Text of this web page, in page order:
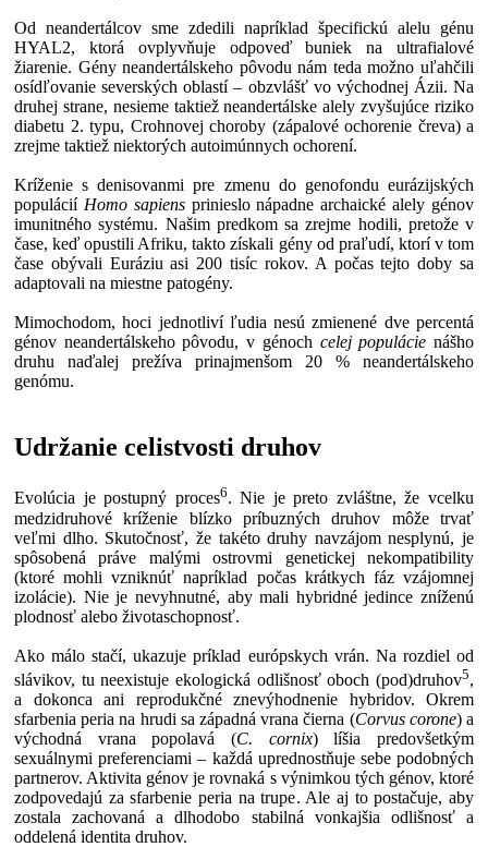
Od neandertálcov sme zdedili napríklad špecifickú alelu génu
HYAL2, ktorá ovplyvňuje odpoveď buniek na ultrafialové
žiarenie. Gény neandertálskeho pôvodu nám teda možno uľahčili
osídľovanie severských oblastí – obzvlášť vo východnej Ázii. Na
druhej strane, nesieme taktiež neandertálske alely zvyšujúce riziko
diabetu 2. typu, Crohnovej choroby (zápalové ochorenie čreva) a
zrejme taktiež niektorých autoimúnnych ochorení.
Kríženie s denisovanmi pre zmenu do genofondu eurázijských
populácií Homo sapiensprinieslo nápadne archaické alely génov
imunitného systému. Našim predkom sa zrejme hodili, pretože v
čase, keď opustili Afriku, takto získali gény od praľudí, ktorí v tom
čase obývali Euráziu asi 200 tisíc rokov. A počas tejto doby sa
adaptovali na miestne patogény.
Mimochodom, hoci jednotliví ľudia nesú zmienené dve percentá
génov neandertálskeho pôvodu, v génoch celej populácie nášho
druhu naďalej prežíva prinajmenšom 20 % neandertálskeho
genómu.
Udržanie celistvosti druhov
Evolúcia je postupný proces6. Nie je preto zvláštne, že vcelku
medzidruhové kríženie blízko príbuzných druhov môže trvať
veľmi dlho. Skutočnosť, že takéto druhy navzájom nesplynú, je
spôsobená práve malými ostrovmi genetickej nekompatibility
(ktoré mohli vzniknúť napríklad počas krátkych fáz vzájomnej
izolácie). Nie je nevyhnutné, aby mali hybridné jedince zníženú
plodnosť alebo životaschopnosť.
Ako málo stačí, ukazuje príklad európskych vrán. Na rozdiel od
slávikov, tu neexistuje ekologická odlišnosť oboch (pod)druhov5,
a dokonca ani reprodukčné znevýhodnenie hybridov. Okrem
sfarbenia peria na hrudi sa západná vrana čierna (Corvus corone) a
východná vrana popolavá (C. cornix) líšia predovšetkým
sexuálnymi preferenciami – každá uprednostňuje sebe podobných
partnerov. Aktivita génov je rovnaká s výnimkou tých génov, ktoré
zodpovedajú za sfarbenie peria na trupe. Ale aj to postačuje, aby
zostala zachovaná a dlhodobo stabilná vonkajšia odlišnosť a
oddelená identita druhov.